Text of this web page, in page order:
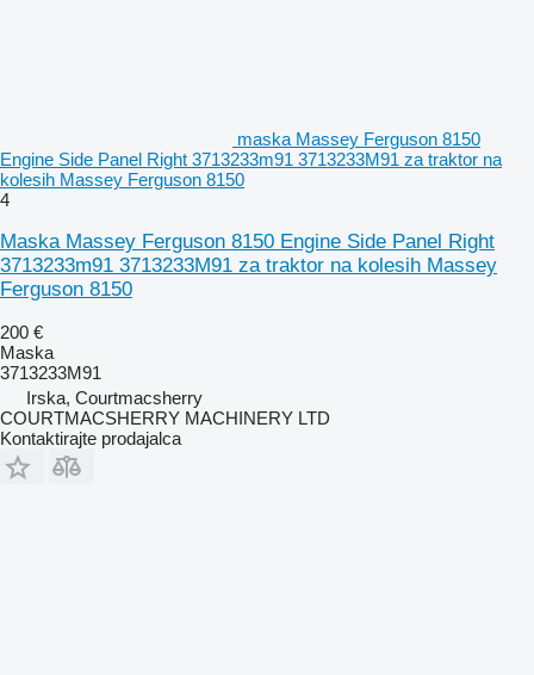
maska Massey Ferguson 8150
Engine Side Panel Right 3713233m91 3713233M91 za traktor na
kolesih Massey Ferguson 8150
4
Maska Massey Ferguson 8150 Engine Side Panel Right
3713233m91 3713233M91 za traktor na kolesih Massey
Ferguson 8150
200 €
Maska
3713233M91
Irska, Courtmacsherry
COURTMACSHERRY MACHINERY LTD
Kontaktirajte prodajalca